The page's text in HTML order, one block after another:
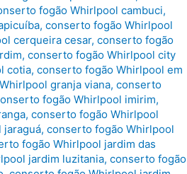
fogão Whirlpool cambuci,
, conserto fogão Whirlpool
cerqueira cesar, conserto fogão
, conserto fogão Whirlpool city
cotia, conserto fogão Whirlpool em
granja viana, conserto
fogão Whirlpool imirim,
, conserto fogão Whirlpool
jaraguá, conserto fogão Whirlpool
fogão Whirlpool jardim das
jardim luzitania, conserto fogão